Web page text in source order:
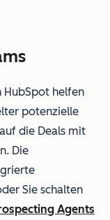
HubSpot helfen
potenzielle
die Deals mit
Die
Sie schalten
Agents